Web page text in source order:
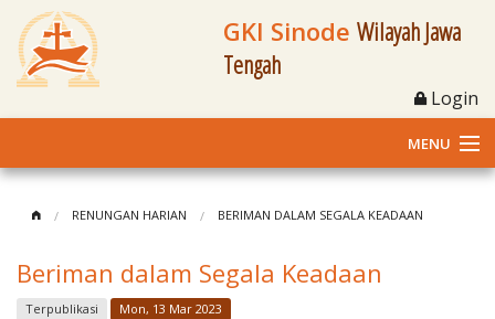
GKI Sinode Wilayah Jawa
Tengah
Login
MENU
Klasis dan Jemaat
RENUNGAN HARIAN BERIMAN DALAM SEGALA KEADAAN
Beriman dalam Segala Keadaan
Terpublikasi Mon, 13 Mar 2023